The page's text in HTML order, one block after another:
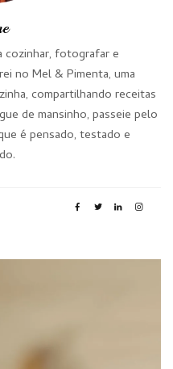
cozinhar, fotografar e
no Mel & Pimenta, uma
compartilhando receitas
de mansinho, passeie pelo
é pensado, testado e